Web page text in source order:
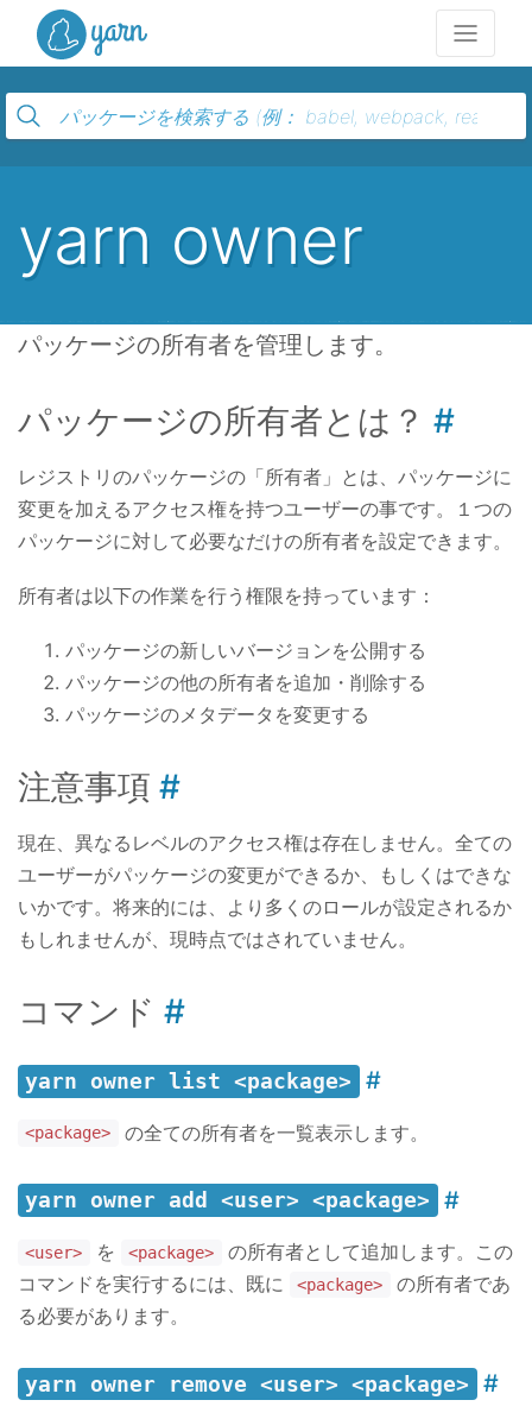
yarn owner
パッケージの所有者を管理します。
パッケージの所有者とは？
レジストリのパッケージの「所有者」とは、パッケージに
変更を加えるアクセス権を持つユーザーの事です。１つの
パッケージに対して必要なだけの所有者を設定できます。
所有者は以下の作業を行う権限を持っています：
パッケージの新しいバージョンを公開する
パッケージの他の所有者を追加・削除する
パッケージのメタデータを変更する
注意事項
現在、異なるレベルのアクセス権は存在しません。全ての
ユーザーがパッケージの変更ができるか、もしくはできな
いかです。将来的には、より多くのロールが設定されるか
もしれませんが、現時点ではされていません。
コマンド
yarn owner list <package>
<package> の全ての所有者を一覧表示します。
yarn owner add <user> <package>
<user> を <package>
の所有者として追加します。この
コマンドを実行するには、既に
<package>
の所有者であ
る必要があります。
yarn owner remove <user> <package>